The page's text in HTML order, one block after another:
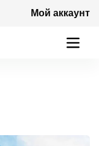
Мой аккаунт